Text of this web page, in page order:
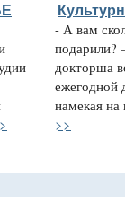
- А вам
подарили?
докторша
ежегодной
намекая
>>